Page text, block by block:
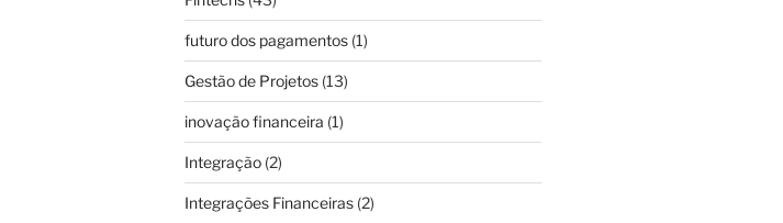
futuro dos pagamentos(1)
Gestão de Projetos(13)
inovação financeira (1)
Integração(2)
Integrações Financeiras(2)